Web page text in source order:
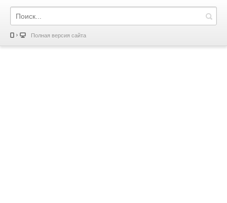
Полная версия сайта